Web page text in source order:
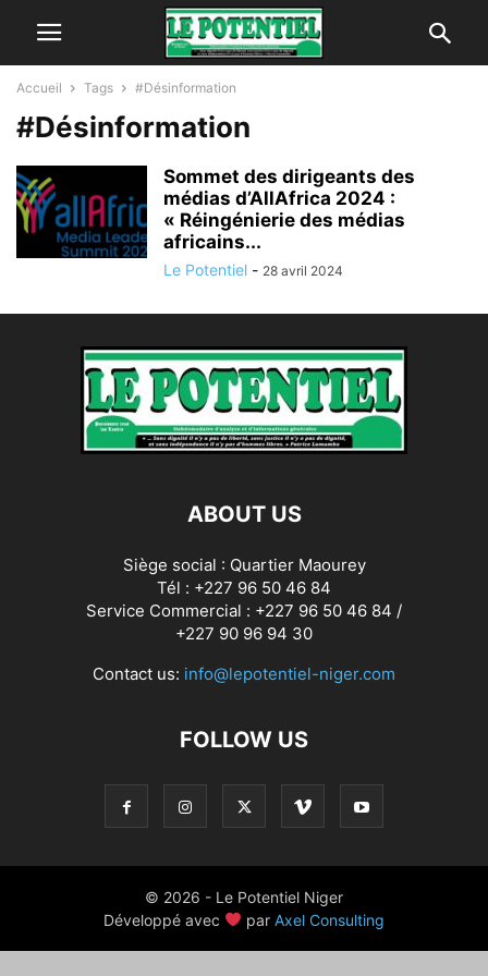
Accueil Tags #Désinformation
#Désinformation
Sommet des dirigeants des
médias d’AllAfrica 2024 :
« Réingénierie des médias
africains...
Le Potentiel - 28 avril 2024
ABOUT US
Siège social : Quartier Maourey
Tél : +227 96 50 46 84
Service Commercial : +227 96 50 46 84 /
+227 90 96 94 30
Contact us: info@lepotentiel-niger.com
FOLLOW US
© 2026 - Le Potentiel Niger
Développé avec
par Axel Consulting